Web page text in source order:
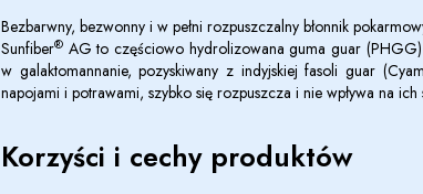
Bezbarwny, bezwonny i w pełni rozpuszczalny błonnik
Sunfiber® AG to częściowo hydrolizowana guma guar
w galaktomannanie, pozyskiwany z indyjskiej fasoli guar
napojami i potrawami, szybko się rozpuszcza i nie wpływa na ich
Korzyści i cechy produktów